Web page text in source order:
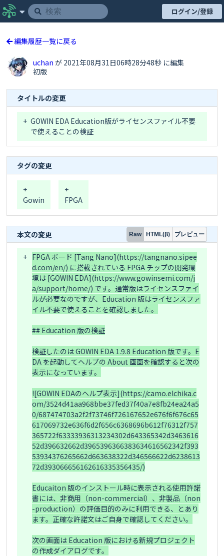
ログイン/登録
編集履歴一覧に戻る
uchanが 2021年08月31日06時28分48秒 に編集
初版
タイトルの変更
+ GOWIN EDA Education版がライセンスファイル不要
で使えることの検証
タグの変更
+
Gowin
+
FPGA
本文の変更 Raw HTML(β) プレビュー
+ FPGA ボード [Tang Nano](https://tangnano.sipee
d.com/en/) に搭載されている FPGA チップの開発環
境は [GOWIN EDA](https://www.gowinsemi.com/j
a/support/home/) です。通常版はライセンスファイ
ルが必要なのですが、Education 版はライセンスファ
イル不要で使えることを確認しました。
## Education 版の検証
検証したのは GOWIN EDA 1.9.8 Education 版です。E
DA を起動してヘルプの About 画面を確認すると次の
表示になっています。
![GOWIN EDAのヘルプ表示](https://camo.elchika.c
om/3524d41aa968bbe37fed37f40a7e8fb24ea24a5
0/687474703a2f2f73746f726167652e676f6f676c65
617069732e636f6d2f656c6368696b612f76312f757
365722f63333936313234302d643365342d3463616
52d396632662d3965396366383634616562342f393
53934376265662d663638322d346566622d6238613
72d393066656162616335356435/)
Educaiton 版のインストール時に表示される使用許諾
書には、非商用（non-commercial）、非製品（non
-production）の評価目的のみに利用できる、とあり
ます。正確な許諾文はご自身で確認してください。
次の画面は Education 版における新規プロジェクト
の作成ダイアログです。